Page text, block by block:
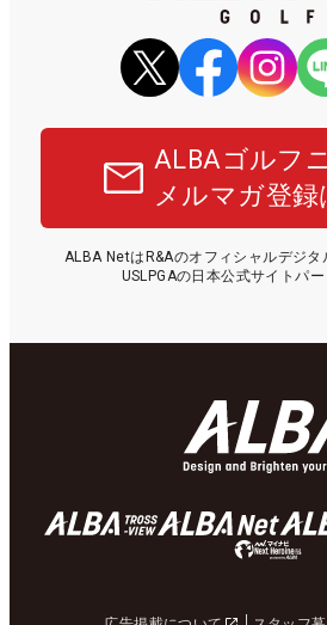
ALBAゴルフ
メルマガ登録
ALBA NetはR&Aのオフィシャルデジ
USLPGAの日本公式サイトパー